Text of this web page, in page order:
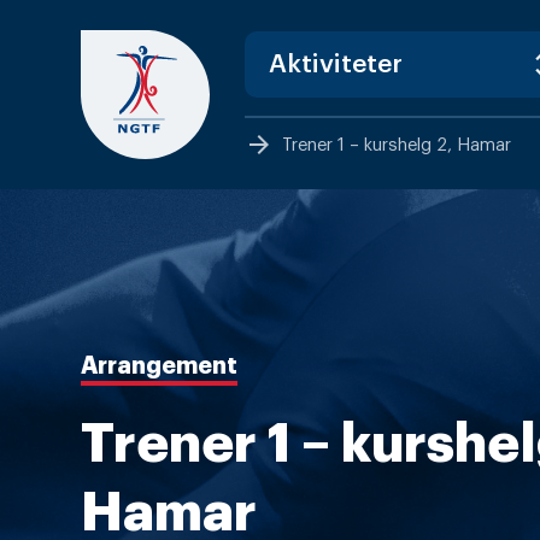
content
arrow_forward Trener 1 – kurshelg 2, Hamar
Arrangement
Trener 1 –
Hamar